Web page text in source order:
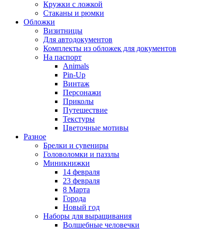
Кружки с ложкой
Стаканы и рюмки
Обложки
Визитницы
Для автодокументов
Комплекты из обложек для документов
На паспорт
Animals
Pin-Up
Винтаж
Персонажи
Приколы
Путешествие
Текстуры
Цветочные мотивы
Разное
Брелки и сувениры
Головоломки и паззлы
Миникнижки
14 февраля
23 февраля
8 Марта
Города
Новый год
Наборы для выращивания
Волшебные человечки